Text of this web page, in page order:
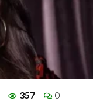
357 0